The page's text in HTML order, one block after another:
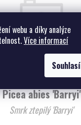
webu a díky analýze
Více informací
Picea abies 'Barryi'
Smrk ztepilý 'Barryi'